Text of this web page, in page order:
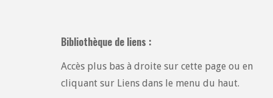
Bibliothèque de liens :
Accès plus bas à droite sur cette page ou en
cliquant sur Liens dans le menu du haut.